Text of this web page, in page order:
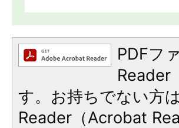
PDFフ
Reader
す。お持ちでない方
Reader（Acrobat